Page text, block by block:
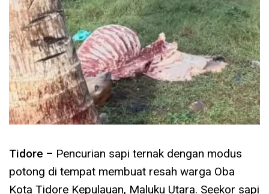
Tidore – Pencurian sapi ternak dengan modus
potong di tempat membuat resah warga Oba
Kota Tidore Kepulauan, Maluku Utara. Seekor sapi